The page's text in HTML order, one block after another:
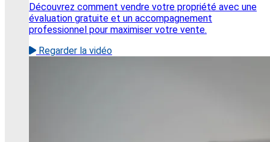
Découvrez comment vendre votre propriété avec une
évaluation gratuite et un accompagnement
professionnel pour maximiser votre vente.
Regarder la vidéo